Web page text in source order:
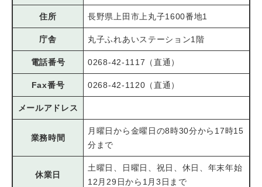
住所 長野県上田市上丸子1600番地1
庁舎 丸子ふれあいステーション1階
電話番号 0268-42-1117（直通）
Fax番号 0268-42-1120（直通）
メールアドレス
業務時間
月曜日から金曜日の8時30分から17時15
分まで
休業日
土曜日、日曜日、祝日、休日、年末年始
12月29日から1月3日まで